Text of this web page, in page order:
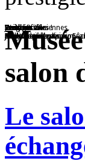
Voitures
Collection
Jouet en tôle
Magnifique collection
Passe-Boules !
Réalisé avec papier
Ted
Nounours
Poupée
Jouet de collection
Caroussel
Jouet en tôle
Voitures anciennes
Collection
Wagon
Train
Les figurines
Les soldats
Oui Chef !!!
Mini Cuisinière
Avion
Avion 6 moteurs Air
salon
Le